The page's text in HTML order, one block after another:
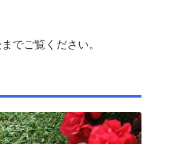
でご覧ください。